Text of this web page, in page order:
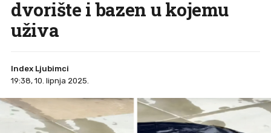
dvorište i bazen u kojemu
uživa
Index Ljubimci
19:38, 10. lipnja 2025.